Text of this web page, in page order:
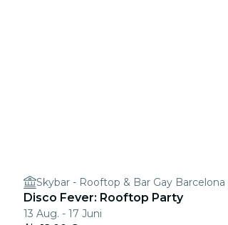
Skybar - Rooftop & Bar Gay Barcelona
Disco Fever: Rooftop Party
13 Aug. - 17 Juni